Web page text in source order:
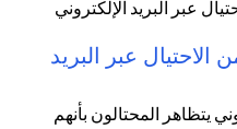
عبر البريد
يتظاهر المحتالون بأنهم